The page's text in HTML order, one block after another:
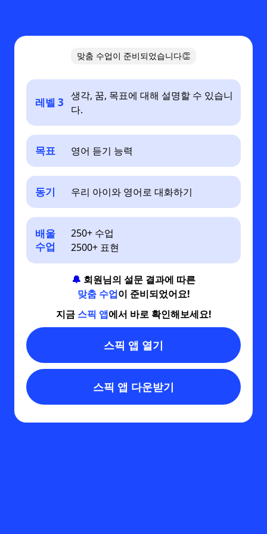
맞춤 수업이 준비되었습니다👏
레벨 3 생각, 꿈, 목표에 대해 설명할 수 있습니
다.
목표 영어 듣기 능력
동기 우리 아이와 영어로 대화하기
배울
수업
250+ 수업
2500+ 표현
🔔 회원님의 설문 결과에 따른
맞춤 수업이 준비되었어요!
지금 스픽 앱에서 바로 확인해보세요!
스픽 앱 열기
스픽 앱 다운받기